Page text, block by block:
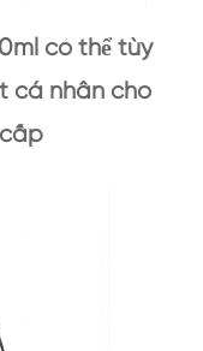
có thể tùy
cá nhân cho